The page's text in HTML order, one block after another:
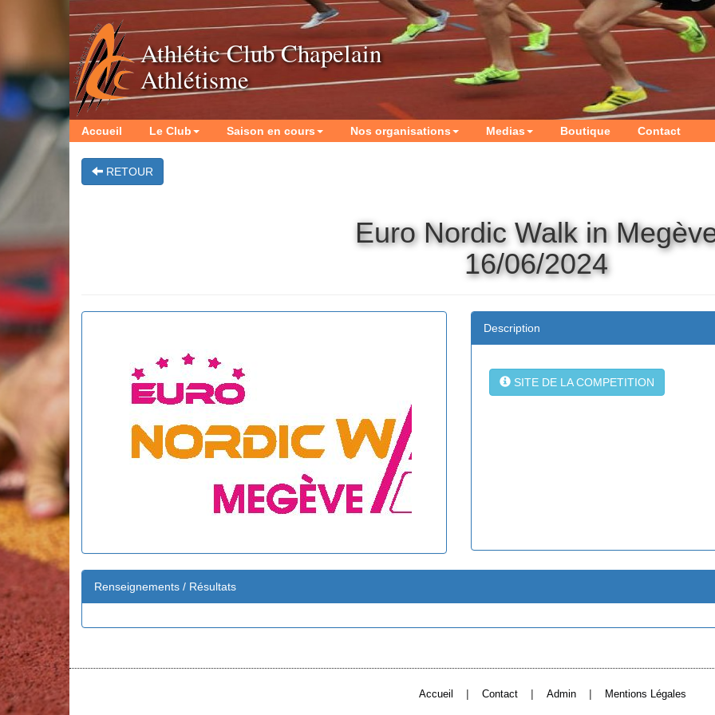
Athlétic Club Chapelain
Athlétisme
Accueil Le Club Saison en cours Nos organisations Medias Boutique Contact
RETOUR
Euro Nordic Walk in
16/06/2024
Description
SITE DE LA COMPETITION
Renseignements / Résultats
Accueil | Contact | Admin | Mentions Légales